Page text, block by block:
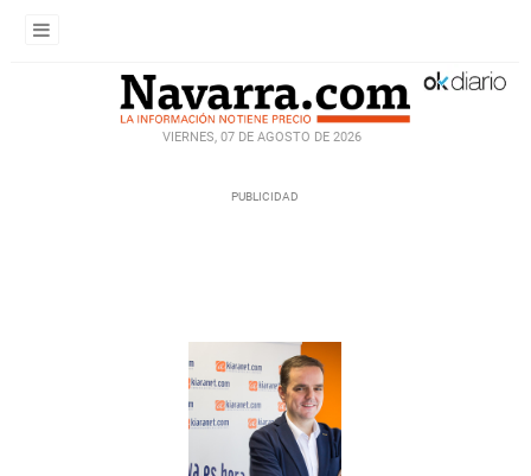
VIERNES, 07 DE AGOSTO DE 2026